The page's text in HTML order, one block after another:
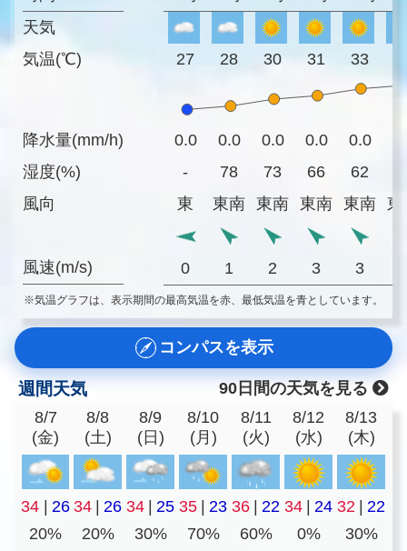
天気
気温(℃)
降水量(mm/h)
湿度(%)
風向
風速(m/s)
27 28 30 31 33
0.0 0.0 0.0 0.0 0.0
-
78 73 66 62
東
東南 東南 東南 東南 東
0 1 2 3 3
※気温グラフは、表示期間の最高気温を赤、最低気温を青としています。
コンパスを表示
週間天気
90日間の天気を見る
8/7
(金)
8/8
(土)
8/9
(日)
8/10
(月)
8/11
(火)
8/12
(水)
8/13
(木)
34 | 26 34 | 26 34 | 25 35 | 23 36 | 22 34 | 24 32 | 22
20%
20% 30% 70% 60% 0% 30%